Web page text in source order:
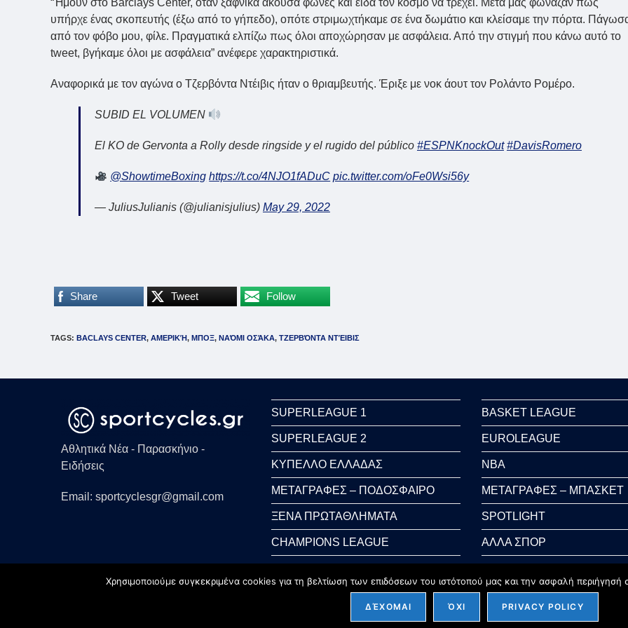
“Ήμουν στο Barclays Center, όταν ξαφνικά άκουσα φωνές και είδα τον κόσμο να τρέχει. Μετά μας φώναζαν πως
υπήρχε ένας σκοπευτής (έξω από το γήπεδο), οπότε στριμωχτήκαμε σε ένα δωμάτιο και κλείσαμε την πόρτα.
από τον φόβο μου, φίλε. Πραγματικά ελπίζω πως όλοι αποχώρησαν με ασφάλεια. Από την στιγμή που κάνω αυτό το
tweet, βγήκαμε όλοι με ασφάλεια” ανέφερε χαρακτηριστικά.
Αναφορικά με τον αγώνα ο Τζερβόντα Ντέιβις ήταν ο θριαμβευτής. Έριξε με νοκ άουτ τον Ρολάντο Ρομέρο.
SUBID EL VOLUMEN
El KO de Gervonta a Rolly desde ringside y el rugido del público #ESPNKnockOut #DavisRomero
@ShowtimeBoxing https://t.co/4NJO1fADuC pic.twitter.com/oFe0Wsi56y
— JuliusJulianis (@julianisjulius) May 29, 2022
Share Tweet Follow
TAGS: BACLAYS CENTER, ΑΜΕΡΙΚΉ, ΜΠΟΞ, ΝΑΌΜΙ ΟΣΆΚΑ, ΤΖΕΡΒΌΝΤΑ ΝΤΈΙΒΙΣ
Αθλητικά Νέα - Παρασκήνιο -
Ειδήσεις
Email: sportcyclesgr@gmail.com
SUPERLEAGUE 1
SUPERLEAGUE 2
ΚΥΠΕΛΛΟ ΕΛΛΑΔΑΣ
ΜΕΤΑΓΡΑΦΕΣ – ΠΟΔΟΣΦΑΙΡΟ
ΞΕΝΑ ΠΡΩΤΑΘΛΗΜΑΤΑ
CHAMPIONS LEAGUE
BASKET LEAGUE
EUROLEAGUE
NBA
ΜΕΤΑΓΡΑΦΕΣ – ΜΠΑΣΚΕΤ
SPOTLIGHT
ΑΛΛΑ ΣΠΟΡ
Χρησιμοποιούμε συγκεκριμένα cookies για τη βελτίωση των επιδόσεων του ιστότοπού μας και την ασφαλή
ΔΈΧΟΜΑΙ ΌΧΙ PRIVACY POLICY